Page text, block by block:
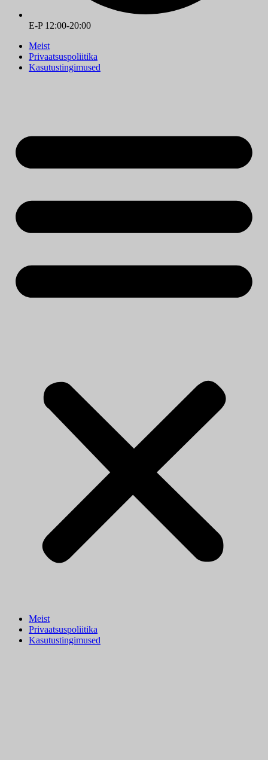
E-P 12:00-20:00
Meist
Privaatsuspoliitika
Kasutustingimused
Meist
Privaatsuspoliitika
Kasutustingimused